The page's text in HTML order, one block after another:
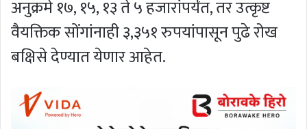
अनुक्रमे १७, १५, १३ ते ५ हजारांपर्यंत, तर उत्कृष्ट
वैयक्तिक सोंगांनाही ३,३५१ रुपयांपासून पुढे रोख
बक्षिसे देण्यात येणार आहेत.